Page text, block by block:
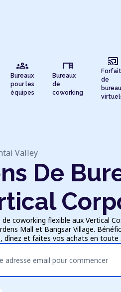
groups
Bureaux
pour les
équipes
desk
Bureaux
de
coworking
cast_connected
de
Valley
De
coworking flexible aux Vertical
Mall et Bangsar Village.
dînez et faites vos achats en toute
adresse email pour commencer